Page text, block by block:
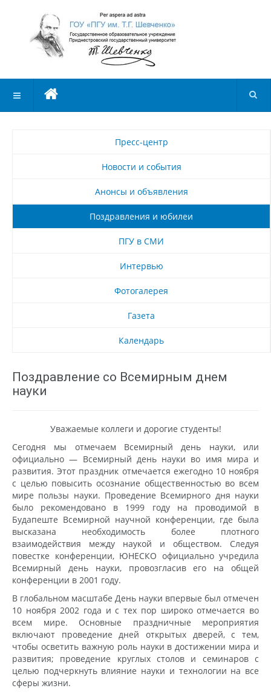
Пресс-центр
Новости и события
Анонсы и объявления
Поздравления и юбилеи
ПГУ в СМИ
Интервью
Фотогалерея
Газета
Календарь
Поздравление со Всемирным днем
науки
Уважаемые коллеги и дорогие студенты!
Сегодня мы отмечаем Всемирный день науки, или
официально — Всемирный день науки во имя мира и
развития. Этот праздник отмечается ежегодно 10 ноября
с целью повысить осознание общественностью во всем
мире пользы науки. Проведение Всемирного дня науки
было рекомендовано в 1999 году на проводимой в
Будапеште Всемирной научной конференции, где была
высказана необходимость более плотного
взаимодействия между наукой и обществом. Следуя
повестке конференции, ЮНЕСКО официально учредила
Всемирный день науки, провозгласив его на общей
конференции в 2001 году.
В глобальном масштабе День науки впервые был отмечен
10 ноября 2002 года и с тех пор широко отмечается во
всем мире. Основные праздничные мероприятия
включают проведение дней открытых дверей, с тем,
чтобы осветить важную роль науки в достижении мира и
развития; проведение круглых столов и семинаров с
целью подчеркнуть влияние науки и технологии на все
сферы жизни.